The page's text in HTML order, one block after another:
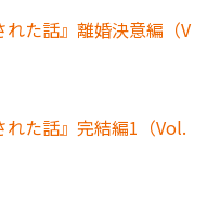
れた話』離婚決意編（V
れた話』完結編1（Vol.